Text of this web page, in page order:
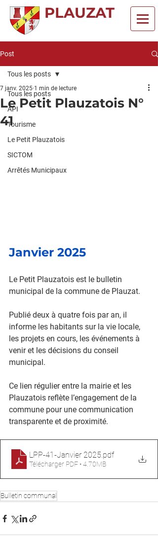
PLAUZAT
Post
Tous les posts
API
Tourisme
Le Petit Plauzatois
SICTOM
Arrêtés Municipaux
Tous les posts
Le Petit Plauzatois N°
41
7 janv. 2025 1 min de lecture
Janvier 2025
Le Petit Plauzatois est le bulletin
municipal de la commune de Plauzat.
Publié deux à quatre fois par an, il
informe les habitants sur la vie locale,
les projets en cours, les événements à
venir et les décisions du conseil
municipal.
Ce lien régulier entre la mairie et les
Plauzatois reflète l’engagement de la
commune pour une communication
transparente et de proximité.
LPP-41-Janvier 2025.pdf
Télécharger PDF • 4.70MB
Bulletin communal